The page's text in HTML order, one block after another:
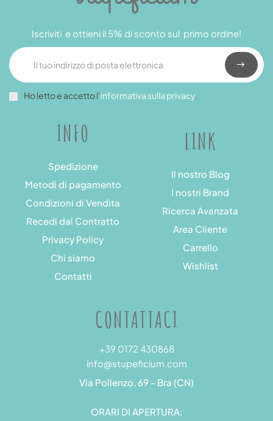
INFO
Spedizione
Metodi di pagamento
Condizioni di Vendita
Recedi dal Contratto
Privacy Policy
Chi siamo
Contatti
LINK
Il nostro Blog
I nostri Brand
Ricerca Avanzata
Area Cliente
Carrello
Wishlist
Iscriviti e ottieni il 5% di sconto sul primo ordine!
Ho letto e accetto l’informativa sulla privacy.
CONTATTACI
+39 0172 430868
info@stupeficium.com
Via Pollenzo, 69 - Bra (CN)
ORARI DI APERTURA: